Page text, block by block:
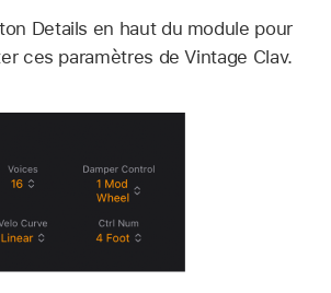
Details en haut du module pour
ces paramètres de Vintage Clav.